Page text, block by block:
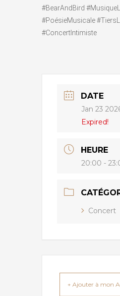
#BearAndBird
#PoésieMusicale
#ConcertIntimiste
DATE
Jan 23
Expired!
HEURE
20:00 -
Concert
+ Ajouter à mon